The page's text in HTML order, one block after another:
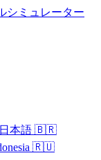
本語 🇧🇷
🇷🇺